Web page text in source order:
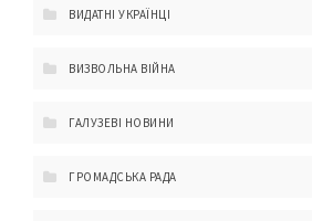
ВИДАТНІ УКРАЇНЦІ
ВИЗВОЛЬНА ВІЙНА
ГАЛУЗЕВІ НОВИНИ
ГРОМАДСЬКА РАДА